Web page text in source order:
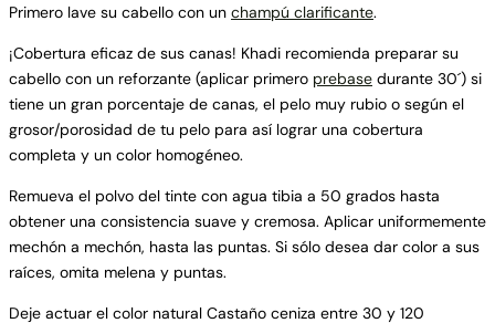
Primero lave su cabello con un champú clarificante.
¡Cobertura eficaz de sus canas! Khadi recomienda preparar su
cabello con un reforzante (aplicar primero prebase durante 30´) si
tiene un gran porcentaje de canas, el pelo muy rubio o según el
grosor/porosidad de tu pelo para así lograr una cobertura
completa y un color homogéneo.
Remueva el polvo del tinte con agua tibia a 50 grados hasta
obtener una consistencia suave y cremosa. Aplicar uniformemente
mechón a mechón, hasta las puntas. Si sólo desea dar color a sus
raíces, omita melena y puntas.
Deje actuar el color natural Castaño ceniza entre 30 y 120